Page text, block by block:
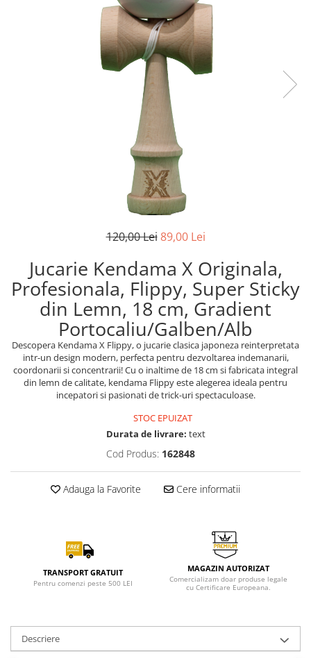
120,00 Lei 89,00 Lei
Jucarie Kendama X Originala,
Profesionala, Flippy, Super Sticky
din Lemn, 18 cm, Gradient
Portocaliu/Galben/Alb
Descopera Kendama X Flippy, o jucarie clasica japoneza reinterpretata
intr-un design modern, perfecta pentru dezvoltarea indemanarii,
coordonarii si concentrarii! Cu o inaltime de 18 cm si fabricata integral
din lemn de calitate, kendama Flippy este alegerea ideala pentru
incepatori si pasionati de trick-uri spectaculoase.
STOC EPUIZAT
Durata de livrare: text
Cod Produs: 162848
Adauga la Favorite Cere informatii
TRANSPORT GRATUIT
Pentru comenzi peste 500 LEI
MAGAZIN AUTORIZAT
Comercializam doar produse legale
cu Certificare Europeana.
Descriere